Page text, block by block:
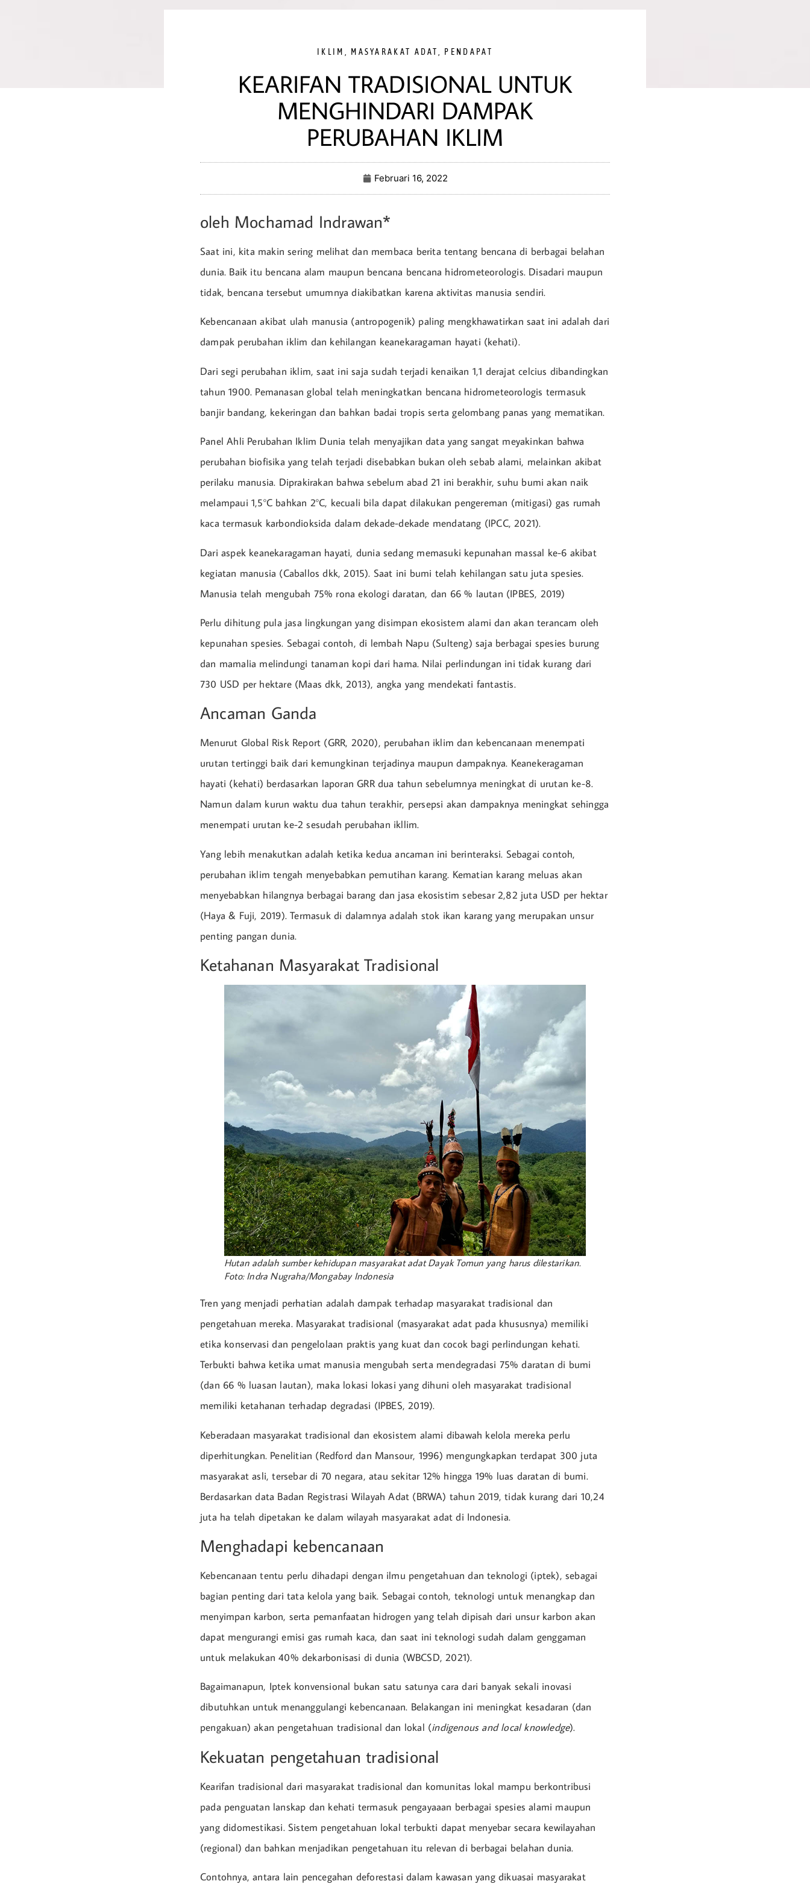
IKLIM MASYARAKAT ADAT PENDAPAT
KEARIFAN TRADISIONAL UNTUK
MENGHINDARI DAMPAK
PERUBAHAN IKLIM
Februari 16, 2022
oleh Mochamad Indrawan*
Saat ini, kita makin sering melihat dan membaca berita tentang bencana di berbagai belahan
dunia. Baik itu bencana alam maupun bencana bencana hidrometeorologis. Disadari maupun
tidak, bencana tersebut umumnya diakibatkan karena aktivitas manusia sendiri.
Kebencanaan akibat ulah manusia (antropogenik) paling mengkhawatirkan saat ini adalah dari
dampak perubahan iklim dan kehilangan keanekaragaman hayati (kehati).
Dari segi perubahan iklim, saat ini saja sudah terjadi kenaikan 1,1 derajat celcius dibandingkan
tahun 1900. Pemanasan global telah meningkatkan bencana hidrometeorologis termasuk
banjir bandang, kekeringan dan bahkan badai tropis serta gelombang panas yang mematikan.
Panel Ahli Perubahan Iklim Dunia telah menyajikan data yang sangat meyakinkan bahwa
perubahan biofisika yang telah terjadi disebabkan bukan oleh sebab alami, melainkan akibat
perilaku manusia. Diprakirakan bahwa sebelum abad 21 ini berakhir, suhu bumi akan naik
melampaui 1,5°C bahkan 2°C, kecuali bila dapat dilakukan pengereman (mitigasi) gas rumah
kaca termasuk karbondioksida dalam dekade-dekade mendatang (IPCC, 2021).
Dari aspek keanekaragaman hayati, dunia sedang memasuki kepunahan massal ke-6 akibat
kegiatan manusia (Caballos dkk, 2015). Saat ini bumi telah kehilangan satu juta spesies.
Manusia telah mengubah 75% rona ekologi daratan, dan 66 % lautan (IPBES, 2019)
Perlu dihitung pula jasa lingkungan yang disimpan ekosistem alami dan akan terancam oleh
kepunahan spesies. Sebagai contoh, di lembah Napu (Sulteng) saja berbagai spesies burung
dan mamalia melindungi tanaman kopi dari hama. Nilai perlindungan ini tidak kurang dari
730 USD per hektare (Maas dkk, 2013), angka yang mendekati fantastis.
Ancaman Ganda
Menurut Global Risk Report (GRR, 2020), perubahan iklim dan kebencanaan menempati
urutan tertinggi baik dari kemungkinan terjadinya maupun dampaknya. Keanekeragaman
hayati (kehati) berdasarkan laporan GRR dua tahun sebelumnya meningkat di urutan ke-8.
Namun dalam kurun waktu dua tahun terakhir, persepsi akan dampaknya meningkat sehingga
menempati urutan ke-2 sesudah perubahan ikllim.
Yang lebih menakutkan adalah ketika kedua ancaman ini berinteraksi. Sebagai contoh,
perubahan iklim tengah menyebabkan pemutihan karang. Kematian karang meluas akan
menyebabkan hilangnya berbagai barang dan jasa ekosistim sebesar 2,82 juta USD per hektar
(Haya & Fuji, 2019). Termasuk di dalamnya adalah stok ikan karang yang merupakan unsur
penting pangan dunia.
Ketahanan Masyarakat Tradisional
Hutan adalah sumber kehidupan masyarakat adat Dayak Tomun yang harus dilestarikan.
Foto: Indra Nugraha/Mongabay Indonesia
Tren yang menjadi perhatian adalah dampak terhadap masyarakat tradisional dan
pengetahuan mereka. Masyarakat tradisional (masyarakat adat pada khususnya) memiliki
etika konservasi dan pengelolaan praktis yang kuat dan cocok bagi perlindungan kehati.
Terbukti bahwa ketika umat manusia mengubah serta mendegradasi 75% daratan di bumi
(dan 66 % luasan lautan), maka lokasi lokasi yang dihuni oleh masyarakat tradisional
memiliki ketahanan terhadap degradasi (IPBES, 2019).
Keberadaan masyarakat tradisional dan ekosistem alami dibawah kelola mereka perlu
diperhitungkan. Penelitian (Redford dan Mansour, 1996) mengungkapkan terdapat 300 juta
masyarakat asli, tersebar di 70 negara, atau sekitar 12% hingga 19% luas daratan di bumi.
Berdasarkan data Badan Registrasi Wilayah Adat (BRWA) tahun 2019, tidak kurang dari 10,24
juta ha telah dipetakan ke dalam wilayah masyarakat adat di Indonesia.
Menghadapi kebencanaan
Kebencanaan tentu perlu dihadapi dengan ilmu pengetahuan dan teknologi (iptek), sebagai
bagian penting dari tata kelola yang baik. Sebagai contoh, teknologi untuk menangkap dan
menyimpan karbon, serta pemanfaatan hidrogen yang telah dipisah dari unsur karbon akan
dapat mengurangi emisi gas rumah kaca, dan saat ini teknologi sudah dalam genggaman
untuk melakukan 40% dekarbonisasi di dunia (WBCSD, 2021).
Bagaimanapun, Iptek konvensional bukan satu satunya cara dari banyak sekali inovasi
dibutuhkan untuk menanggulangi kebencanaan. Belakangan ini meningkat kesadaran (dan
pengakuan) akan pengetahuan tradisional dan lokal (indigenous and local knowledge).
Kekuatan pengetahuan tradisional
Kearifan tradisional dari masyarakat tradisional dan komunitas lokal mampu berkontribusi
pada penguatan lanskap dan kehati termasuk pengayaaan berbagai spesies alami maupun
yang didomestikasi. Sistem pengetahuan lokal terbukti dapat menyebar secara kewilayahan
(regional) dan bahkan menjadikan pengetahuan itu relevan di berbagai belahan dunia.
Contohnya, antara lain pencegahan deforestasi dalam kawasan yang dikuasai masyarakat